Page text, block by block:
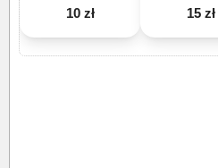
10 zł 15 zł